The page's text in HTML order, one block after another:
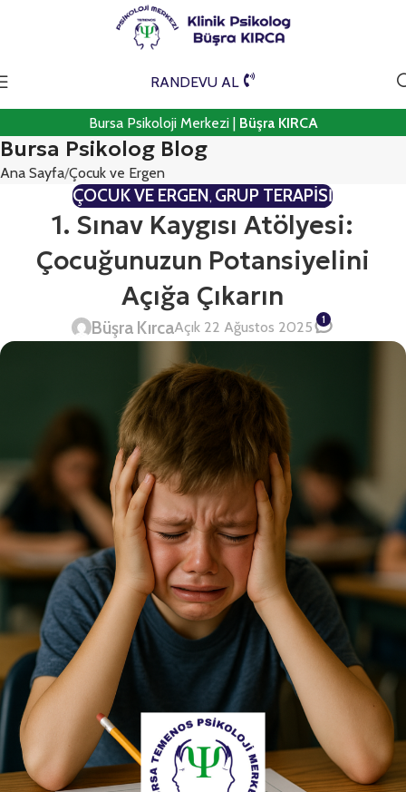
RANDEVU AL
Bursa Psikoloji Merkezi | Büşra KIRCA
Bursa Psikolog Blog
Ana Sayfa Çocuk ve Ergen
ÇOCUK VE ERGEN, GRUP TERAPISI
1. Sınav Kaygısı Atölyesi:
Çocuğunuzun Potansiyelini
Açığa Çıkarın
Büşra KırcaAçık 22 Ağustos 2025 1